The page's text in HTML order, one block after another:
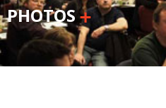
PHOTOS